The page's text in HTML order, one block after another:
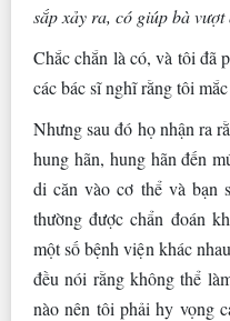
sắp xảy ra, có giúp bà
Chắc chắn là có, và tôi đã
các bác sĩ nghĩ rằng tôi
Nhưng sau đó họ nhận ra
hung hãn, hung hãn đến
di căn vào cơ thể và bạn
thường được chẩn đoán
một số bệnh viện khác
đều nói rằng không thể
nào nên tôi phải hy vọng